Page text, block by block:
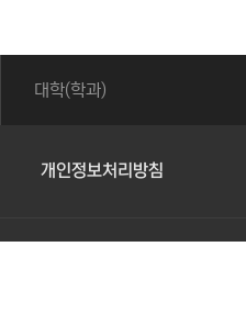
대학(학과)
개인정보처리방침